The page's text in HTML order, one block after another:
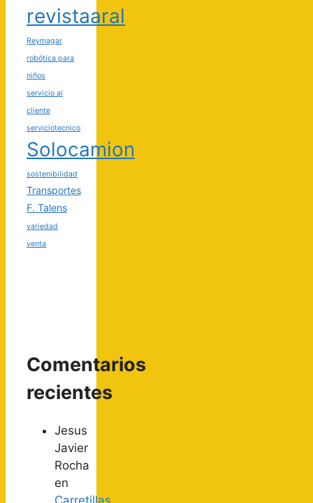
revistaaral
Reymagar
robótica para
niños
servicio al
cliente
serviciotecnico
Solocamion
sostenibilidad
Transportes
F. Talens
variedad
venta
Comentarios
recientes
Jesus
Javier
Rocha
en